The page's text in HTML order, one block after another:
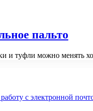
пальто
и туфли можно менять
с электронной